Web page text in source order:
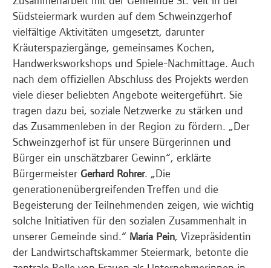
Südsteiermark wurden auf dem Schweinzgerhof
vielfältige Aktivitäten umgesetzt, darunter
Kräuterspaziergänge, gemeinsames Kochen,
Handwerksworkshops und Spiele-Nachmittage. Auch
nach dem offiziellen Abschluss des Projekts werden
viele dieser beliebten Angebote weitergeführt. Sie
tragen dazu bei, soziale Netzwerke zu stärken und
das Zusammenleben in der Region zu fördern. „Der
Schweinzgerhof ist für unsere Bürgerinnen und
Bürger ein unschätzbarer Gewinn“, erklärte
Bürgermeister Gerhard Rohrer. „Die
generationenübergreifenden Treffen und die
Begeisterung der Teilnehmenden zeigen, wie wichtig
solche Initiativen für den sozialen Zusammenhalt in
unserer Gemeinde sind.“ Maria Pein, Vizepräsidentin
der Landwirtschaftskammer Steiermark, betonte die